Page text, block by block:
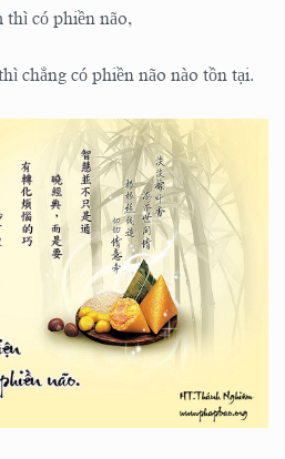
thì có phiền não,
chẳng có phiền não nào tồn tại.